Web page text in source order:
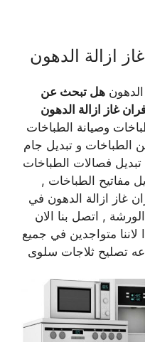
ازالة الدهون
هل تبحث عن
غاز ازالة الدهون
وصيانة الطباخات
الطباخات و تبديل جام
فصالات الطباخات
مفاتيح الطباخات ,
غاز ازالة الدهون في
, اتصل بنا الان
متواجدين في جميع